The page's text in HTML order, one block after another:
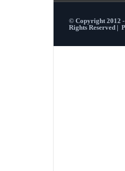
© Copyright 2012
Rights Reserved |